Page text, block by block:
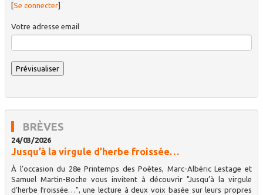
[Se connecter]
Votre adresse email
BRÈVES
24/03/2026
Jusqu’à la virgule d’herbe froissée…
À l’occasion du 28e Printemps des Poètes, Marc-Albéric Lestage et
Samuel Martin-Boche vous invitent à découvrir "Jusqu’à la virgule
d’herbe froissée…", une lecture à deux voix basée sur leurs propres